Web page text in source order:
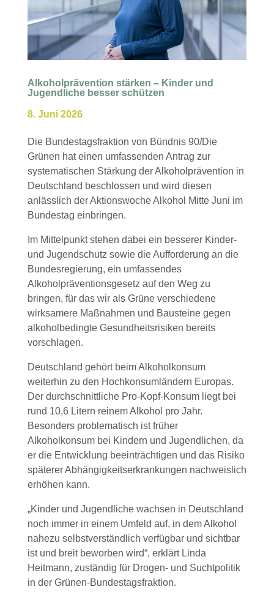
Alkoholprävention stärken – Kinder und
Jugendliche besser schützen
8. Juni 2026
Die Bundestagsfraktion von Bündnis 90/Die
Grünen hat einen umfassenden Antrag zur
systematischen Stärkung der Alkoholprävention in
Deutschland beschlossen und wird diesen
anlässlich der Aktionswoche Alkohol Mitte Juni im
Bundestag einbringen.
Im Mittelpunkt stehen dabei ein besserer Kinder-
und Jugendschutz sowie die Aufforderung an die
Bundesregierung, ein umfassendes
Alkoholpräventionsgesetz auf den Weg zu
bringen, für das wir als Grüne verschiedene
wirksamere Maßnahmen und Bausteine gegen
alkoholbedingte Gesundheitsrisiken bereits
vorschlagen.
Deutschland gehört beim Alkoholkonsum
weiterhin zu den Hochkonsumländern Europas.
Der durchschnittliche Pro-Kopf-Konsum liegt bei
rund 10,6 Litern reinem Alkohol pro Jahr.
Besonders problematisch ist früher
Alkoholkonsum bei Kindern und Jugendlichen, da
er die Entwicklung beeinträchtigen und das Risiko
späterer Abhängigkeitserkrankungen nachweislich
erhöhen kann.
„Kinder und Jugendliche wachsen in Deutschland
noch immer in einem Umfeld auf, in dem Alkohol
nahezu selbstverständlich verfügbar und sichtbar
ist und breit beworben wird“, erklärt Linda
Heitmann, zuständig für Drogen- und Suchtpolitik
in der Grünen-Bundestagsfraktion.